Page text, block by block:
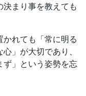
まり事を教えても
れても「常に明る
」が大切であり、
ず」という姿勢を忘